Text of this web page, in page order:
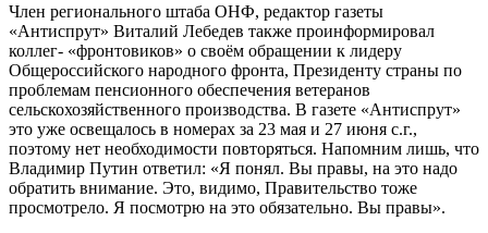
Член регионального штаба ОНФ, редактор газеты
«Антиспрут» Виталий Лебедев также проинформировал
коллег- «фронтовиков» о своём обращении к лидеру
Общероссийского народного фронта, Президенту страны по
проблемам пенсионного обеспечения ветеранов
сельскохозяйственного производства. В газете «Антиспрут»
это уже освещалось в номерах за 23 мая и 27 июня с.г.,
поэтому нет необходимости повторяться. Напомним лишь, что
Владимир Путин ответил: «Я понял. Вы правы, на это надо
обратить внимание. Это, видимо, Правительство тоже
просмотрело. Я посмотрю на это обязательно. Вы правы».